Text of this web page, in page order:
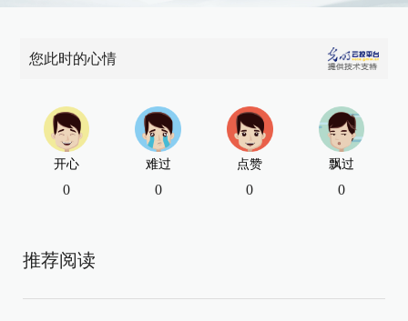
您此时的心情
开心
0
难过
0
点赞
0
飘过
0
推荐阅读